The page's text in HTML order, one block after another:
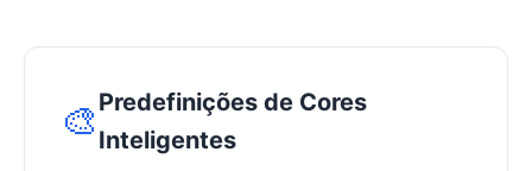
🎨 Predefinições de Cores
Inteligentes